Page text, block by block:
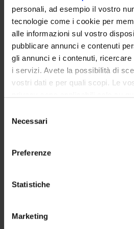
personali, ad esempio il vostro
tecnologie come i cookie per
alle informazioni sul vostro
pubblicare annunci e contenuti
gli annunci e i contenuti,
i servizi. Avete la possibilità di
vostri dati e per quali scopi. Le
modificare o revocare il proprio
momento dalla Dichiarazione sui
raccogliere informazioni
geografica, con
Identificare il tuo
delNecessari
Preferenze
Statistiche
Marketing
Cristina Lonardi
Professore associato
AREE DI RICERCA COINVOLTE DAL
Società inclusive e pratiche di
ATTIVITÀ
DOTTORATI DI RICERCA